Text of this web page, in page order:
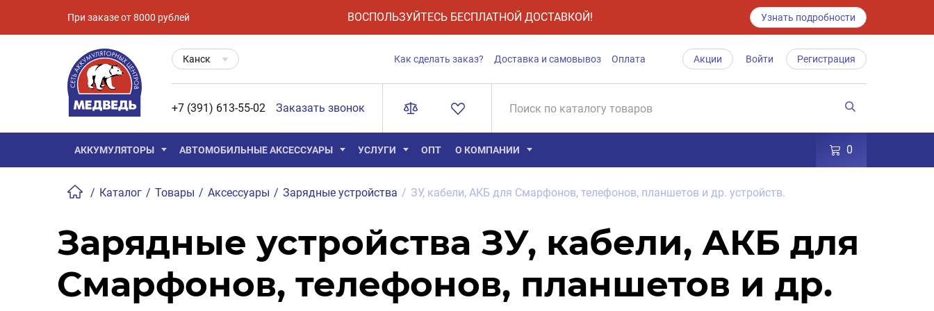
При заказе от 8000 рублей ВОСПОЛЬЗУЙТЕСЬ БЕСПЛАТНОЙ ДОСТАВКОЙ! Узнать подробности
Канск Как сделать заказ? Доставка и самовывоз Оплата Акции Войти Регистрация
+7 (391) 613-55-02 Заказать звонок
АККУМУЛЯТОРЫ АВТОМОБИЛЬНЫЕ АКСЕССУАРЫ УСЛУГИ ОПТ О КОМПАНИИ 0
/ Каталог / Товары / Аксессуары / Зарядные устройства / ЗУ, кабели, АКБ для Смарфонов, телефонов, планшетов и др. устройств.
Зарядные устройства ЗУ, кабели, АКБ для
Смарфонов, телефонов, планшетов и др.